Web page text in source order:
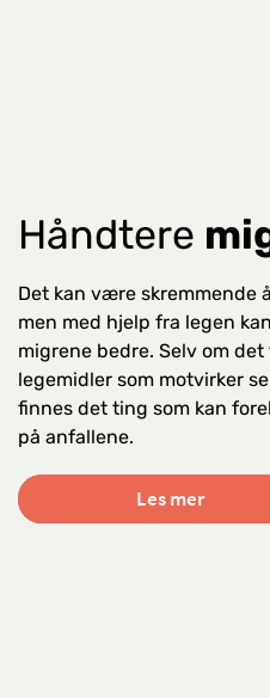
Håndtere
Det kan være skremmende
men med hjelp fra legen
migrene bedre. Selv om
legemidler som motvirker
finnes det ting som kan
på anfallene.
Les mer